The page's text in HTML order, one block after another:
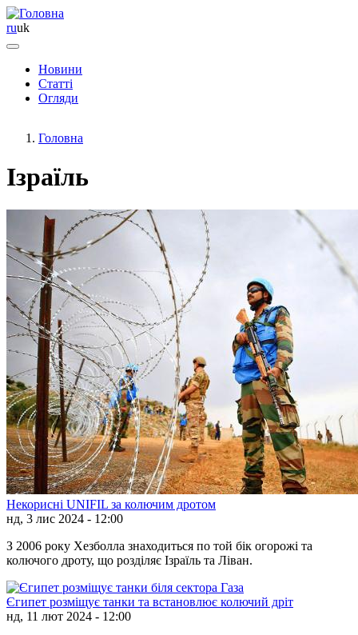
ruuk
Основная
навигация
Новини
Статті
Огляди
Головна
Ізраїль
Некорисні UNIFIL за колючим дротом
нд, 3 лис 2024 - 12:00
З 2006 року Хезболла знаходиться по той бік огорожі та
колючого дроту, що розділяє Ізраїль та Ліван.
Єгипет розміщує танки та встановлює колючий дріт
нд, 11 лют 2024 - 12:00